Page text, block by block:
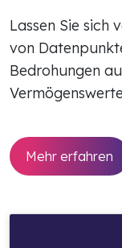
Lassen Sie sich
von
Bedrohungen
Mehr erfahren